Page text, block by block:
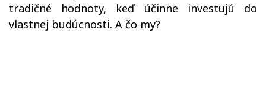
tradičné hodnoty, keď účinne investujú do
vlastnej budúcnosti. A čo my?